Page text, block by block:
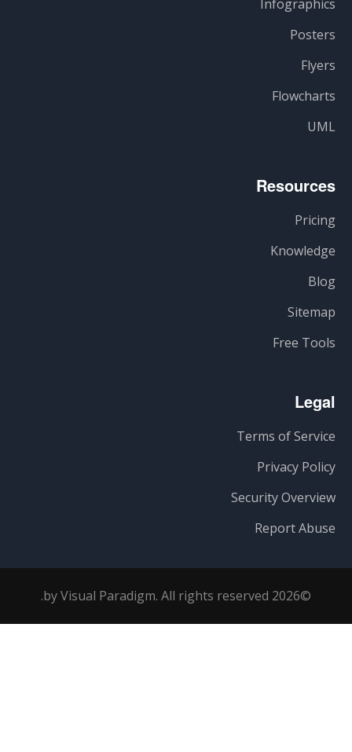
Infographics
Posters
Flyers
Flowcharts
UML
Resources
Pricing
Knowledge
Blog
Sitemap
Free Tools
Legal
Terms of Service
Privacy Policy
Security Overview
Report Abuse
©2026 by Visual Paradigm. All rights reserved.